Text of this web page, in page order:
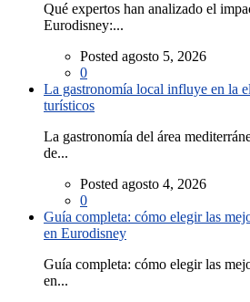
Qué expertos han analizado el
Eurodisney:...
Posted agosto 5, 2026
0
La gastronomía local influye en la
turísticos
La gastronomía del área
de...
Posted agosto 4, 2026
0
Guía completa: cómo elegir las
en Eurodisney
Guía completa: cómo elegir las
en...